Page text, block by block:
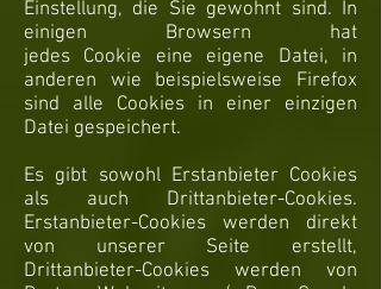
Einstellung, die Sie gewohnt sind. In
einigen Browsern hat
jedes Cookie eine eigene Datei, in
anderen wie beispielsweise Firefox
sind alle Cookies in einer einzigen
Datei gespeichert.
Es gibt sowohl Erstanbieter Cookies
als auch Drittanbieter-Cookies.
Erstanbieter-Cookies werden direkt
von unserer Seite erstellt,
Drittanbieter-Cookies werden von